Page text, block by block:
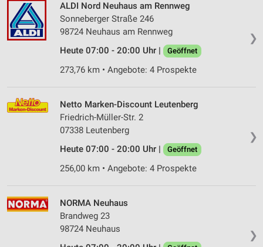
❯
ALDI Nord Neuhaus am Rennweg
Sonneberger Straße 246
98724 Neuhaus am Rennweg
Heute 07:00 - 20:00 Uhr |
Geöffnet
273,76 km • Angebote: 4 Prospekte
❯
Netto Marken-Discount Leutenberg
Friedrich-Müller-Str. 2
07338 Leutenberg
Heute 07:00 - 20:00 Uhr |
Geöffnet
256,00 km • Angebote: 4 Prospekte
❯
NORMA Neuhaus
Brandweg 23
98724 Neuhaus